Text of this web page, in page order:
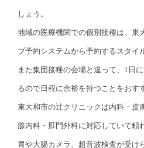
しょう。
地域の医療機関での個別接種は、東
ブ予約システムから予約するスタイ
また集団接種の会場と違って、1日
るので日程に余裕を持つことをおす
東大和市の辻クリニックは内科・皮
腺内科・肛門外科に対応していて頼
胃や大腸カメラ、超音波検査が受け